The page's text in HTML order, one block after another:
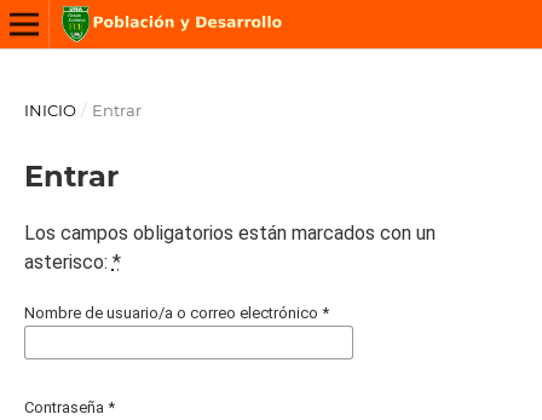
INICIO / Entrar
Entrar
Los campos obligatorios están marcados con un
asterisco: *
Nombre de usuario/a o correo electrónico *
Contraseña *